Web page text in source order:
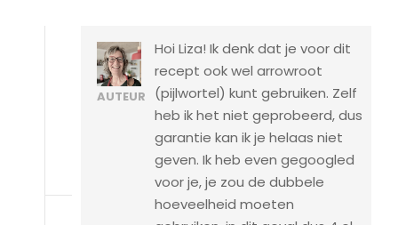
AUTEUR
Hoi Liza! Ik denk dat je voor dit
recept ook wel arrowroot
(pijlwortel) kunt gebruiken. Zelf
heb ik het niet geprobeerd, dus
garantie kan ik je helaas niet
geven. Ik heb even gegoogled
voor je, je zou de dubbele
hoeveelheid moeten